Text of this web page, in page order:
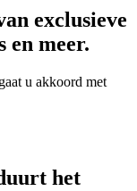
exclusieve
en meer.
u akkoord met
het